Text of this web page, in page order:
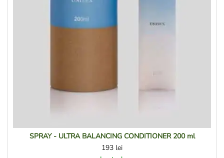
SPRAY - ULTRA BALANCING CONDITIONER 200 ml
193 lei